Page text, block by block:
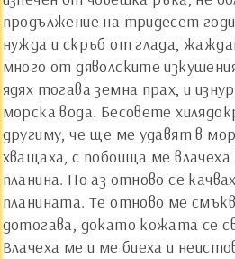
продължение на тридесет
нужда и скръб от глада,
много от дяволските
ядях тогава земна прах, и
морска вода. Бесовете
другиму, че ще ме удавят в
хващаха, с побоища ме
планина. Но аз отново се
планината. Те отново ме
дотогава, докато кожата се
Влачеха ме и ме биеха и